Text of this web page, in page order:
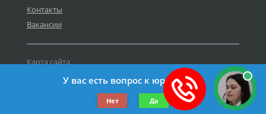
Контакты
Вакансии
©2019-2026 Все права защищены.
Карта сайта
Политика персональных данных
У вас есть вопрос к юристу?
Нет Да